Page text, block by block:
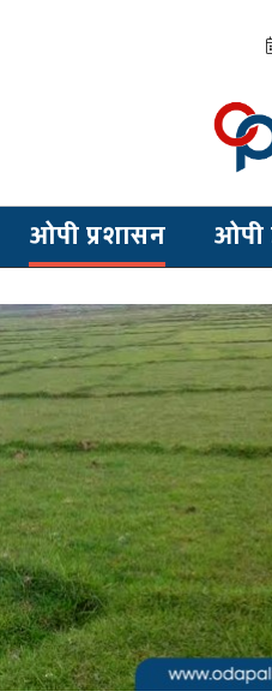
ओपी प्रशासन ओपी